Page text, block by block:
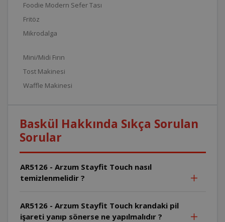
Foodie Modern Sefer Tası
Fritöz
Mikrodalga
Mini/Midi Fırın
Tost Makinesi
Waffle Makinesi
Baskül Hakkında Sıkça Sorulan
Sorular
AR5126 - Arzum Stayfit Touch nasıl
temizlenmelidir ?
AR5126 - Arzum Stayfit Touch krandaki pil
işareti yanıp sönerse ne yapılmalıdır ?